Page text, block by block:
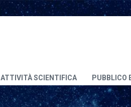
ATTIVITÀ SCIENTIFICA PUBBLICO